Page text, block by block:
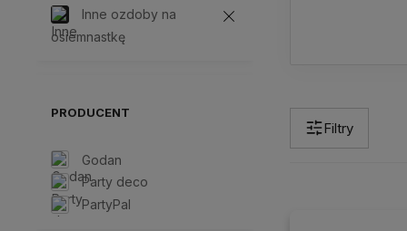
Inne ozdoby na
osiemnastkę
PRODUCENT
Godan
Party deco
PartyPal
Filtry